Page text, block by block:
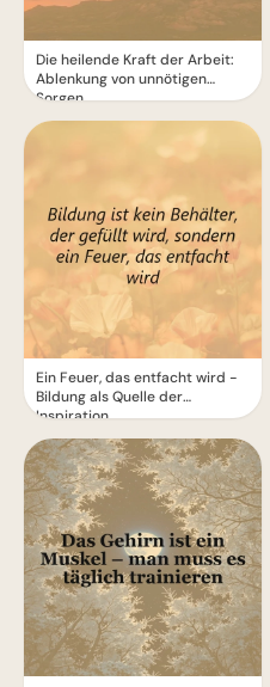
Die heilende Kraft der Arbeit:
Ablenkung von unnötigen
Sorgen
Ein Feuer, das entfacht wird -
Bildung als Quelle der
Inspiration